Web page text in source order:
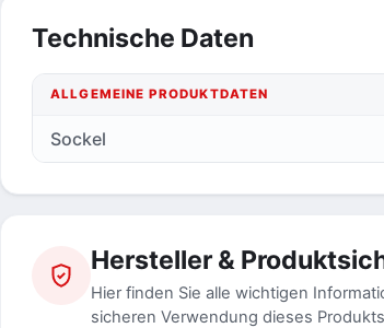
Technische Daten
ALLGEMEINE PRODUKTDATEN
Sockel
Hersteller &
Hier finden Sie alle wichtigen
sicheren Verwendung dieses